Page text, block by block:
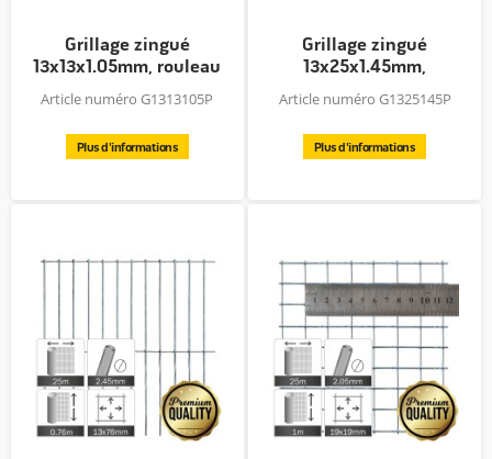
Grillage zingué
13x13x1.05mm, rouleau
25x1.0m,...
Article numéro G1313105P
Plus d'informations
Grillage zingué
13x25x1.45mm,
rouleau 25x1.0m,...
Article numéro G1325145P
Plus d'informations